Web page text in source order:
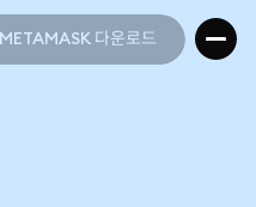
METAMASK 다운로드